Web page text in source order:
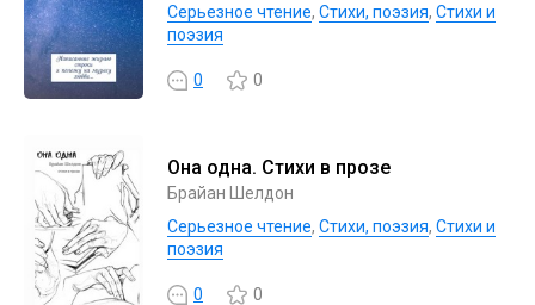
Серьезное чтение, Cтихи, поэзия, Стихи и
поэзия
0 0
Она одна. Стихи в прозе
Брайан Шелдон
Серьезное чтение, Cтихи, поэзия, Стихи и
поэзия
0 0